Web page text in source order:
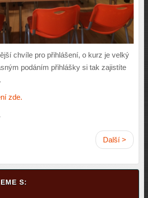
chvíle pro přihlášení, o kurz je velký
podáním přihlášky si tak zajistíte
zde.
Další >
S: